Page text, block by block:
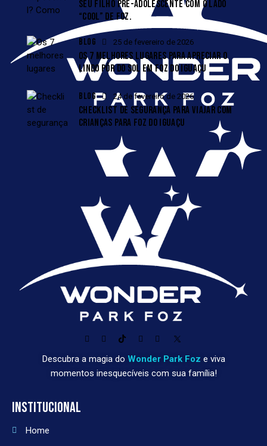
SEU FILHO PRÉ-ADOLESCENTE COM O LADO
“COOL” DE FOZ.
BLOG 25 de fevereiro de 2026
OS 7 MELHORES LUGARES PARA APRECIAR O
LINDO PÔR DO SOL EM FOZ DO IGUAÇU
BLOG 24 de fevereiro de 2026
CHECKLIST DE SEGURANÇA PARA VIAJAR COM
CRIANÇAS PARA FOZ DO IGUAÇU
Descubra a magia do Wonder Park Foz e viva
momentos inesquecíveis com sua família!
INSTITUCIONAL
Home